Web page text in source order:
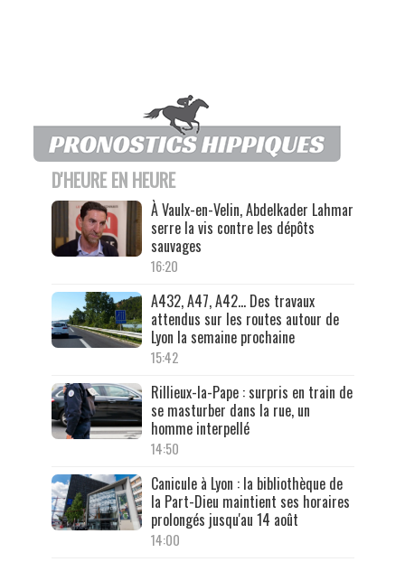
D'HEURE EN HEURE
À Vaulx-en-Velin, Abdelkader Lahmar
serre la vis contre les dépôts
sauvages
16:20
A432, A47, A42… Des travaux
attendus sur les routes autour de
Lyon la semaine prochaine
15:42
Rillieux-la-Pape : surpris en train de
se masturber dans la rue, un
homme interpellé
14:50
Canicule à Lyon : la bibliothèque de
la Part-Dieu maintient ses horaires
prolongés jusqu'au 14 août
14:00